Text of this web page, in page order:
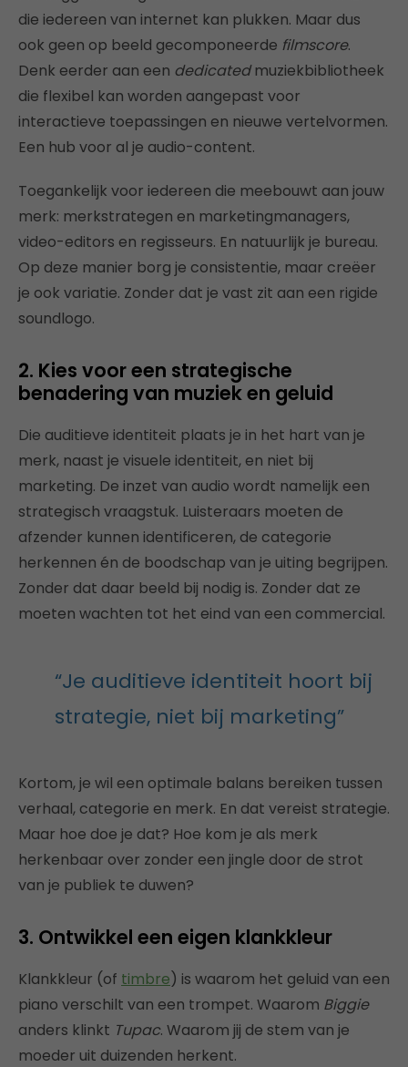
die iedereen van internet kan plukken. Maar dus
ook geen op beeld gecomponeerde filmscore.
Denk eerder aan een dedicatedmuziekbibliotheek
die flexibel kan worden aangepast voor
interactieve toepassingen en nieuwe vertelvormen.
Een hub voor al je audio-content.
Toegankelijk voor iedereen die meebouwt aan jouw
merk: merkstrategen en marketingmanagers,
video-editors en regisseurs. En natuurlijk je bureau.
Op deze manier borg je consistentie, maar creëer
je ook variatie. Zonder dat je vast zit aan een rigide
soundlogo.
2. Kies voor een strategische
benadering van muziek en geluid
Die auditieve identiteit plaats je in het hart van je
merk, naast je visuele identiteit, en niet bij
marketing. De inzet van audio wordt namelijk een
strategisch vraagstuk. Luisteraars moeten de
afzender kunnen identificeren, de categorie
herkennen én de boodschap van je uiting begrijpen.
Zonder dat daar beeld bij nodig is. Zonder dat ze
moeten wachten tot het eind van een commercial.
“Je auditieve identiteit hoort bij
strategie, niet bij marketing”
Kortom, je wil een optimale balans bereiken tussen
verhaal, categorie en merk. En dat vereist strategie.
Maar hoe doe je dat? Hoe kom je als merk
herkenbaar over zonder een jingle door de strot
van je publiek te duwen?
3. Ontwikkel een eigen klankkleur
Klankkleur (of timbre) is waarom het geluid van een
piano verschilt van een trompet. Waarom Biggie
anders klinkt Tupac. Waarom jij de stem van je
moeder uit duizenden herkent.